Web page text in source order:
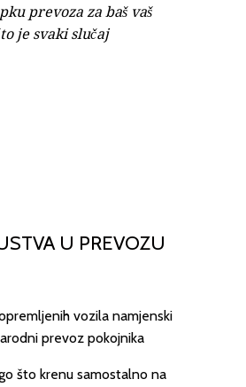
prevoza za baš vaš
je svaki slučaj
U PREVOZU
vozila namjenski
prevoz pokojnika
što krenu samostalno na